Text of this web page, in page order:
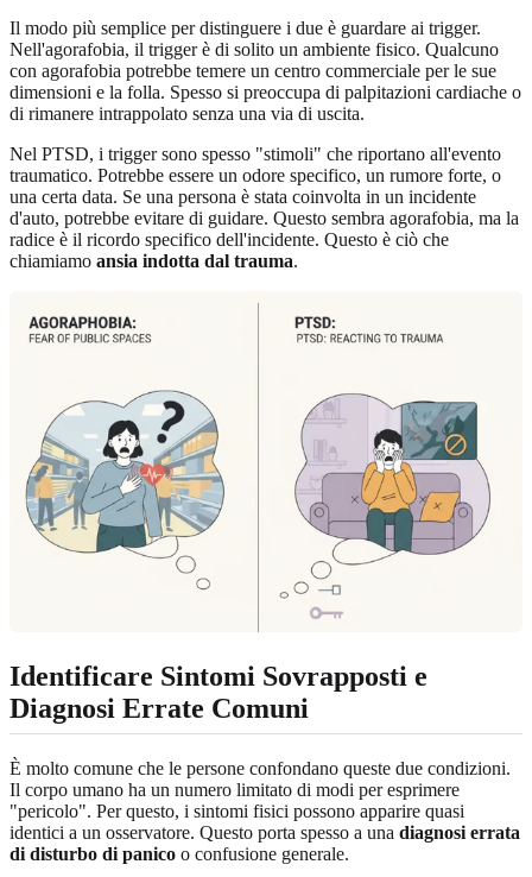
Il modo più semplice per distinguere i due è guardare ai trigger.
Nell'agorafobia, il trigger è di solito un ambiente fisico. Qualcuno
con agorafobia potrebbe temere un centro commerciale per le sue
dimensioni e la folla. Spesso si preoccupa di palpitazioni cardiache o
di rimanere intrappolato senza una via di uscita.
Nel PTSD, i trigger sono spesso "stimoli" che riportano all'evento
traumatico. Potrebbe essere un odore specifico, un rumore forte, o
una certa data. Se una persona è stata coinvolta in un incidente
d'auto, potrebbe evitare di guidare. Questo sembra agorafobia, ma la
radice è il ricordo specifico dell'incidente. Questo è ciò che
chiamiamo ansia indotta dal trauma.
Identificare Sintomi Sovrapposti e
Diagnosi Errate Comuni
È molto comune che le persone confondano queste due condizioni.
Il corpo umano ha un numero limitato di modi per esprimere
"pericolo". Per questo, i sintomi fisici possono apparire quasi
identici a un osservatore. Questo porta spesso a una diagnosi errata
di disturbo di panico o confusione generale.